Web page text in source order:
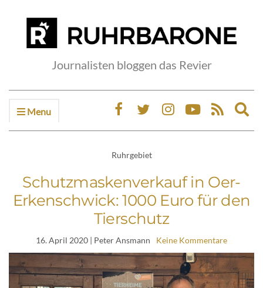
Journalisten bloggen das Revier
Menu
Ruhrgebiet
Schutzmaskenverkauf in Oer-
Erkenschwick: 1000 Euro für den
Tierschutz
16. April 2020 | Peter Ansmann Keine Kommentare